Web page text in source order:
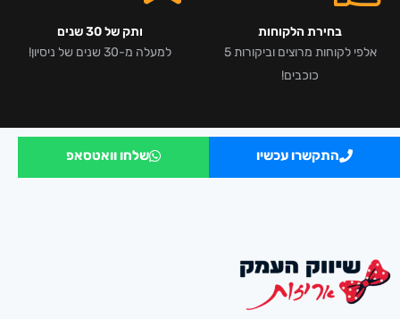
בחירת הלקוחות
אלפי לקוחות מרוצים וביקורות 5
כוכבים!
ותק של 30 שנים
למעלה מ-30 שנים של ניסיון!
התקשרו עכשיו שלחו וואטסאפ